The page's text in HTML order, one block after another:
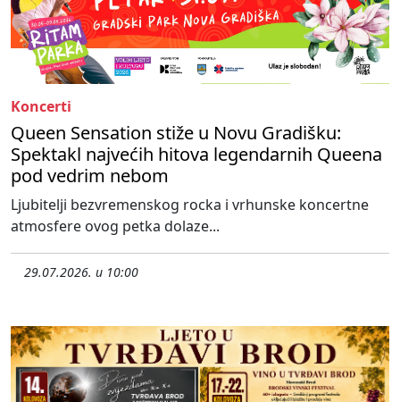
Koncerti
Queen Sensation stiže u Novu Gradišku:
Spektakl najvećih hitova legendarnih Queena
pod vedrim nebom
Ljubitelji bezvremenskog rocka i vrhunske koncertne
atmosfere ovog petka dolaze...
29.07.2026. u 10:00